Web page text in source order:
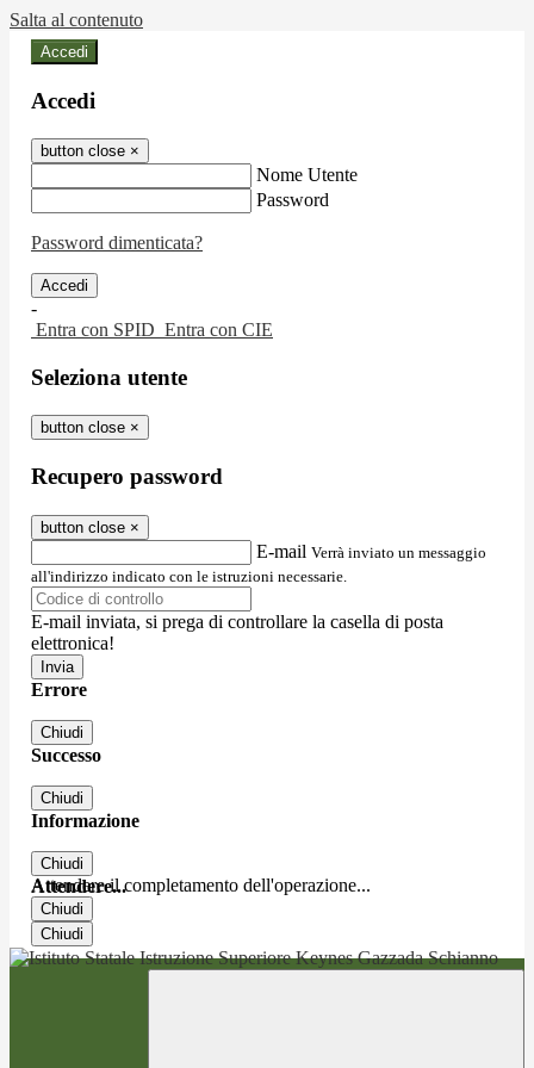
Salta al contenuto
Accedi
Accedi
button close ×
Nome Utente
Password
Password dimenticata?
-
Entra con SPID Entra con CIE
Seleziona utente
button close ×
Recupero password
button close ×
E-mail Verrà inviato un messaggio
all'indirizzo indicato con le istruzioni necessarie.
E-mail inviata, si prega di controllare la casella di posta
elettronica!
Errore
Chiudi
Successo
Chiudi
Informazione
Chiudi
Attendere...
Attendere il completamento dell'operazione...
Chiudi
Chiudi